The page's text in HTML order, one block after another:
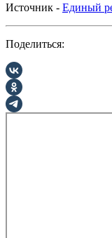
Источник - Единый
Поделиться: